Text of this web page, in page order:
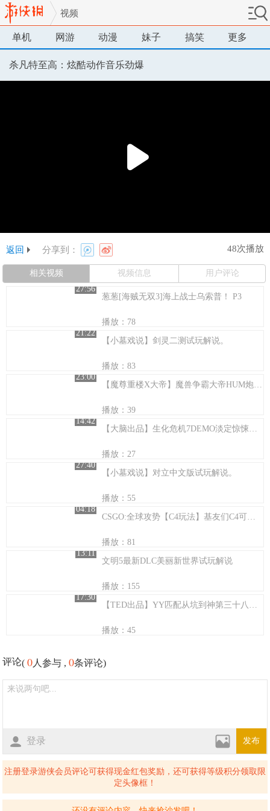
视频
单机 网游 动漫 妹子 搞笑 更多
杀凡特至高：炫酷动作音乐劲爆
返回 分享到： 48次播放
相关视频 视频信息
用户评论
27:56
葱葱[海贼无双3]海上战士乌索普！ P3
播放：78
21:22
【小墓戏说】剑灵二测试玩解说。
播放：83
23:00
【魔尊重楼X大帝】魔兽争霸大帝HUM炮火连天组合式推进2LT
播放：39
14:42
【大脑出品】生化危机7DEMO淡定惊悚体验！
播放：27
27:40
【小墓戏说】对立中文版试玩解说。
播放：55
04:18
CSGO:全球攻势【C4玩法】基友们C4可以这样来玩！
播放：81
13:11
文明5最新DLC美丽新世界试玩解说
播放：155
17:30
【TED出品】YY匹配从坑到神第三十八期单英雄对面1本TR
播放：45
评论(0 人参与 ,0条评论)
登录 发布
注册登录游侠会员评论可获得现金红包奖励，还可获得等级积分领取限
定头像框！